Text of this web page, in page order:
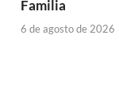
Familia
6 de agosto de 2026